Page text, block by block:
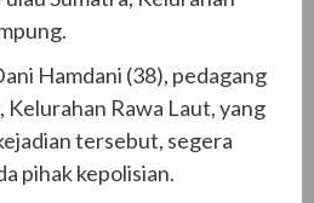
Hamdani (38), pedagang
Kelurahan Rawa Laut, yang
tersebut, segera
pihak kepolisian.